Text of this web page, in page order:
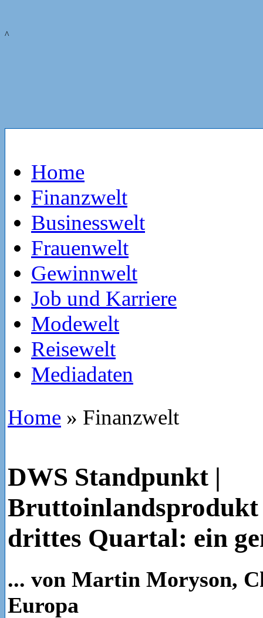
^
Home
Finanzwelt
Businesswelt
Frauenwelt
Gewinnwelt
Job und Karriere
Modewelt
Reisewelt
Mediadaten
Home » Finanzwelt
DWS Standpunkt |
Bruttoinlandsprodukt
drittes Quartal: ein
... von Martin Moryson,
Europa